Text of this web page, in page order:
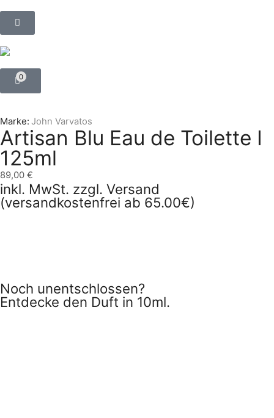
0
Marke: John Varvatos
Artisan Blu Eau de Toilette I
125ml
89,00 €
inkl. MwSt. zzgl. Versand
(versandkostenfrei ab 65.00€)
Noch unentschlossen?
Entdecke den Duft in 10ml.